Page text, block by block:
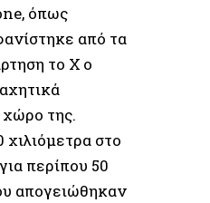
όπως
από τα
το Χ ο
της.
στο
περίπου 50
απογειώθηκαν